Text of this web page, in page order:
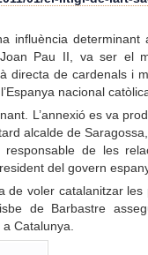
influència determinant
Pau II, va ser el
directa de cardenals i
nacional
L’annexió es va
alcalde de
de les
del govern
de voler catalanitzar les
de Barbastre
Catalunya.